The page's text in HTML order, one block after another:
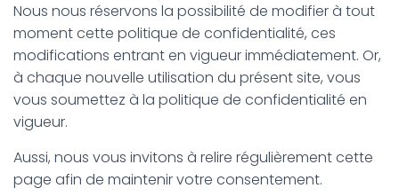
Nous nous réservons la possibilité de modifier à tout
moment cette politique de confidentialité, ces
modifications entrant en vigueur immédiatement. Or,
à chaque nouvelle utilisation du présent site, vous
vous soumettez à la politique de confidentialité en
vigueur.
Aussi, nous vous invitons à relire régulièrement cette
page afin de maintenir votre consentement.